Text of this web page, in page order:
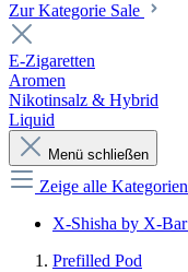
Zur Kategorie Sale
E-Zigaretten
Aromen
Nikotinsalz & Hybrid
Liquid
Menü schließen
Zeige alle Kategorien
X-Shisha by X-Bar
Prefilled Pod